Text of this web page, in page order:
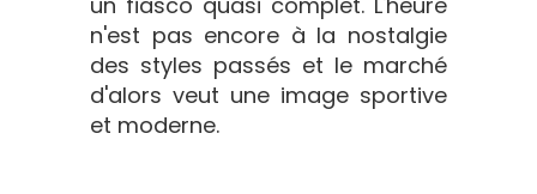
n'est pas encore à la nostalgie
des styles passés et le marché
d'alors veut une image sportive
et moderne.